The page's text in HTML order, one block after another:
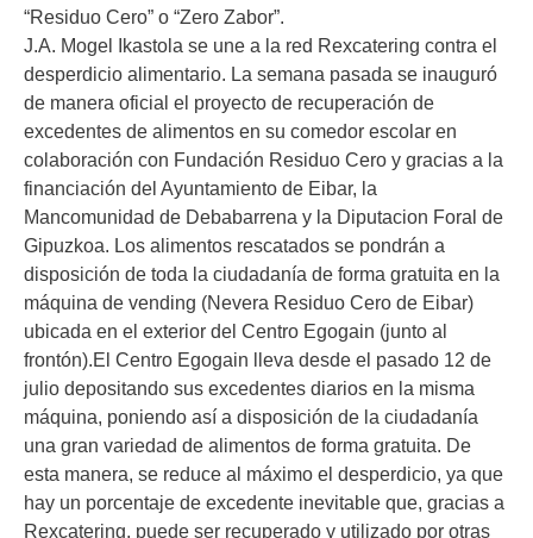
“Residuo Cero” o “Zero Zabor”.
J.A. Mogel Ikastola se une a la red Rexcatering contra el
desperdicio alimentario. La semana pasada se inauguró
de manera oficial el proyecto de recuperación de
excedentes de alimentos en su comedor escolar en
colaboración con Fundación Residuo Cero y gracias a la
financiación del Ayuntamiento de Eibar, la
Mancomunidad de Debabarrena y la Diputacion Foral de
Gipuzkoa. Los alimentos rescatados se pondrán a
disposición de toda la ciudadanía de forma gratuita en la
máquina de vending (Nevera Residuo Cero de Eibar)
ubicada en el exterior del Centro Egogain (junto al
frontón).El Centro Egogain lleva desde el pasado 12 de
julio depositando sus excedentes diarios en la misma
máquina, poniendo así a disposición de la ciudadanía
una gran variedad de alimentos de forma gratuita. De
esta manera, se reduce al máximo el desperdicio, ya que
hay un porcentaje de excedente inevitable que, gracias a
Rexcatering, puede ser recuperado y utilizado por otras